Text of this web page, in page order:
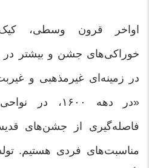
اواخر قرون وسطی،
خوراکی‌های جشن و بیشتر در
در زمینه‌ای غیرمذهبی و
«در دهه ۱۶۰۰،
فاصله‌گیری از جشن‌های
مناسبت‌های فردی هستیم.